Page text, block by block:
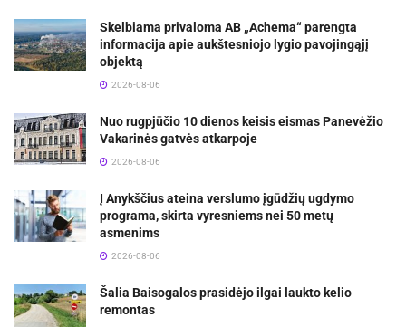
Skelbiama privaloma AB „Achema“ parengta
informacija apie aukštesniojo lygio pavojingąjį
objektą
2026-08-06
Nuo rugpjūčio 10 dienos keisis eismas Panevėžio
Vakarinės gatvės atkarpoje
2026-08-06
Į Anykščius ateina verslumo įgūdžių ugdymo
programa, skirta vyresniems nei 50 metų
asmenims
2026-08-06
Šalia Baisogalos prasidėjo ilgai laukto kelio
remontas